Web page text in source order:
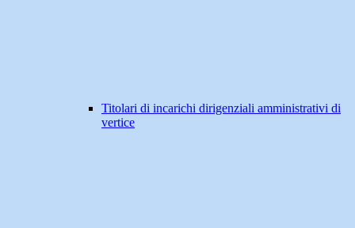
Titolari di incarichi dirigenziali amministrativi di
vertice